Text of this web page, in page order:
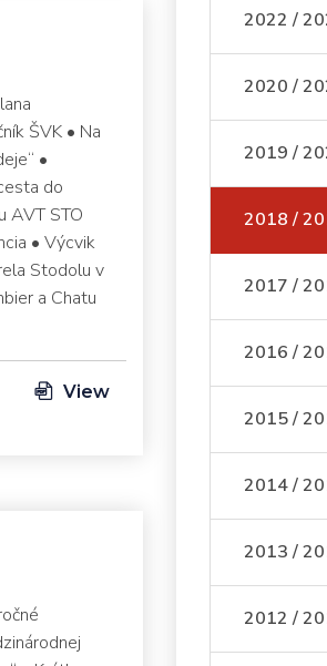
ŠVK • Na
•
do
AVT STO
• Výcvik
Stodolu v
a Chatu
View
2022 /
2020 /
2019 /
2018 /
2017 /
2016 /
2015 /
2014 /
2013 /
2012 /